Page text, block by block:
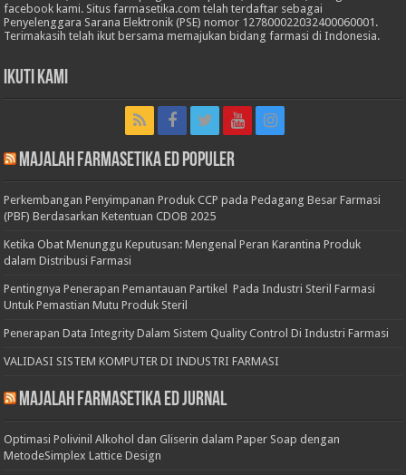
facebook kami. Situs farmasetika.com telah terdaftar sebagai
Penyelenggara Sarana Elektronik (PSE) nomor 127800022032400060001.
Terimakasih telah ikut bersama memajukan bidang farmasi di Indonesia.
Ikuti Kami
Majalah Farmasetika Ed Populer
Perkembangan Penyimpanan Produk CCP pada Pedagang Besar Farmasi
(PBF) Berdasarkan Ketentuan CDOB 2025
Ketika Obat Menunggu Keputusan: Mengenal Peran Karantina Produk
dalam Distribusi Farmasi
Pentingnya Penerapan Pemantauan Partikel Pada Industri Steril Farmasi
Untuk Pemastian Mutu Produk Steril
Penerapan Data Integrity Dalam Sistem Quality Control Di Industri Farmasi
VALIDASI SISTEM KOMPUTER DI INDUSTRI FARMASI
Majalah Farmasetika Ed Jurnal
Optimasi Polivinil Alkohol dan Gliserin dalam Paper Soap dengan
MetodeSimplex Lattice Design